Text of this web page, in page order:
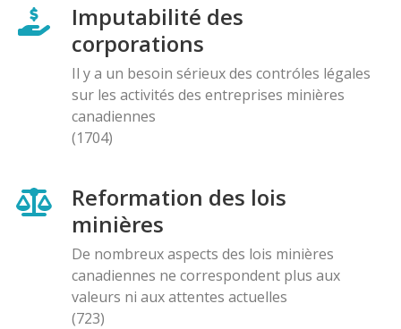
Imputabilité des
corporations
Il y a un besoin sérieux des contróles légales
sur les activités des entreprises minières
canadiennes
(1704)
Reformation des lois
minières
De nombreux aspects des lois minières
canadiennes ne correspondent plus aux
valeurs ni aux attentes actuelles
(723)